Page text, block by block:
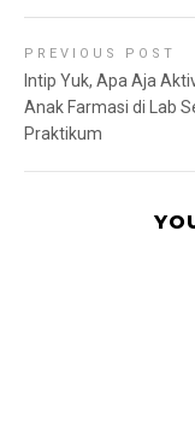
PREVIOUS POST
Intip Yuk, Apa Aja
Anak Farmasi di Lab
Praktikum